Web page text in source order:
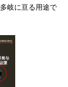
岐に亘る用途で